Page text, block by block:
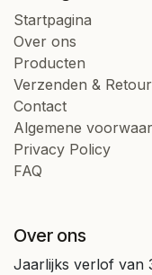
Startpagina
Over ons
Producten
Verzenden &
Contact
Algemene
Privacy Policy
FAQ
Over ons
Jaarlijks verlof van